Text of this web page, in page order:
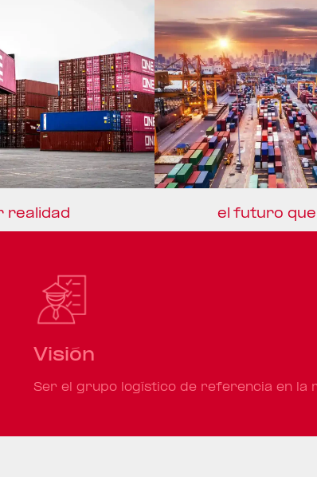
realidad el futuro
Visión
Ser el grupo logístico de referencia en la